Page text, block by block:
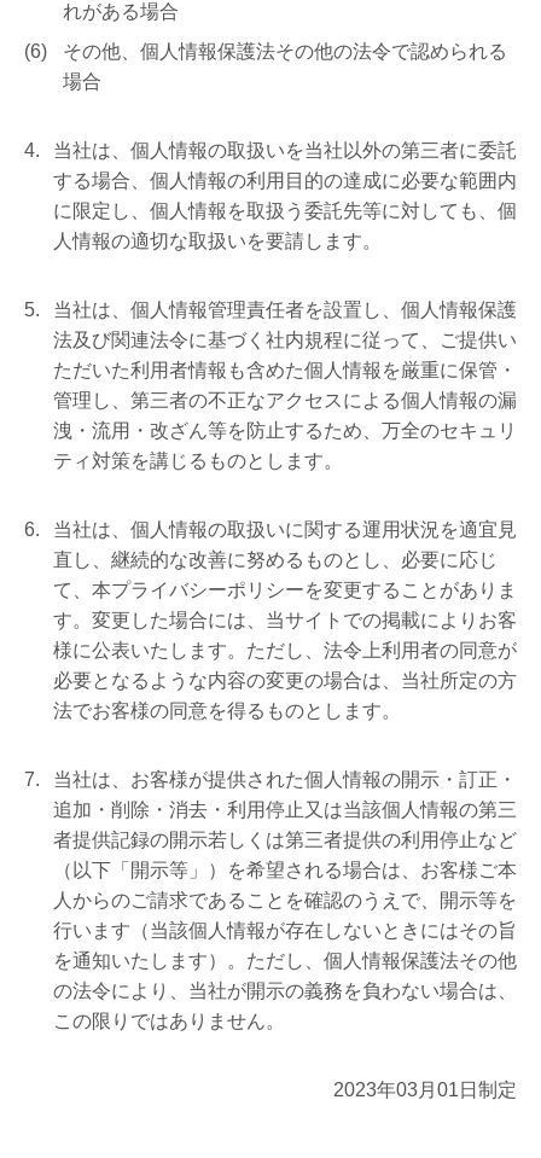
れがある場合
その他、個人情報保護法その他の法令で認められる
場合
当社は、個人情報の取扱いを当社以外の第三者に委託
する場合、個人情報の利用目的の達成に必要な範囲内
に限定し、個人情報を取扱う委託先等に対しても、個
人情報の適切な取扱いを要請します。
当社は、個人情報管理責任者を設置し、個人情報保護
法及び関連法令に基づく社内規程に従って、ご提供い
ただいた利用者情報も含めた個人情報を厳重に保管・
管理し、第三者の不正なアクセスによる個人情報の漏
洩・流用・改ざん等を防止するため、万全のセキュリ
ティ対策を講じるものとします。
当社は、個人情報の取扱いに関する運用状況を適宜見
直し、継続的な改善に努めるものとし、必要に応じ
て、本プライバシーポリシーを変更することがありま
す。変更した場合には、当サイトでの掲載によりお客
様に公表いたします。ただし、法令上利用者の同意が
必要となるような内容の変更の場合は、当社所定の方
法でお客様の同意を得るものとします。
当社は、お客様が提供された個人情報の開示・訂正・
追加・削除・消去・利用停止又は当該個人情報の第三
者提供記録の開示若しくは第三者提供の利用停止など
（以下「開示等」）を希望される場合は、お客様ご本
人からのご請求であることを確認のうえで、開示等を
行います（当該個人情報が存在しないときにはその旨
を通知いたします）。ただし、個人情報保護法その他
の法令により、当社が開示の義務を負わない場合は、
この限りではありません。
2023年03月01日制定